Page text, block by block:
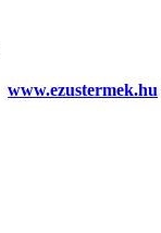
www.ezustermek.hu